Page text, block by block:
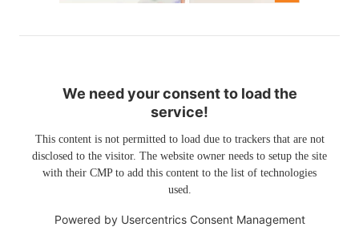
We need your consent to load the
service!
This content is not permitted to load due to trackers that are not
disclosed to the visitor. The website owner needs to setup the site
with their CMP to add this content to the list of technologies
used.
Powered by Usercentrics Consent Management